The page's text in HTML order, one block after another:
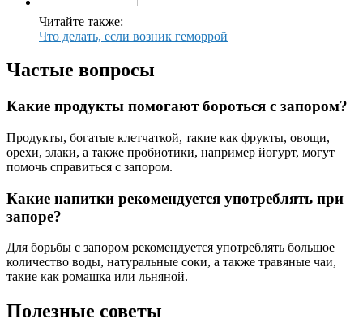
Читайте также:
Что делать, если возник геморрой
Частые вопросы
Какие продукты помогают бороться с запором?
Продукты, богатые клетчаткой, такие как фрукты, овощи,
орехи, злаки, а также пробиотики, например йогурт, могут
помочь справиться с запором.
Какие напитки рекомендуется употреблять при
запоре?
Для борьбы с запором рекомендуется употреблять большое
количество воды, натуральные соки, а также травяные чаи,
такие как ромашка или льняной.
Полезные советы